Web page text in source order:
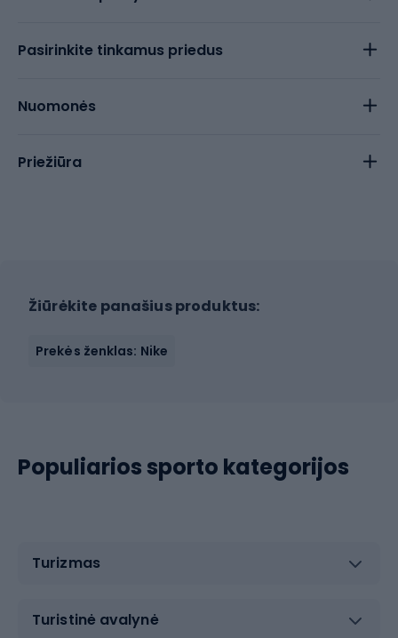
Pasirinkite tinkamus priedus
Nuomonės
Priežiūra
Žiūrėkite panašius produktus:
Prekės ženklas: Nike
Populiarios sporto kategorijos
Turizmas
Turistinė avalynė